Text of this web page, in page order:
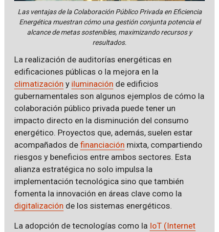
Las ventajas de la Colaboración Público Privada en Eficiencia
Energética muestran cómo una gestión conjunta potencia el
alcance de metas sostenibles, maximizando recursos y
resultados.
La realización de auditorías energéticas en
edificaciones públicas o la mejora en la
climatización y iluminación de edificios
gubernamentales son algunos ejemplos de cómo la
colaboración público privada puede tener un
impacto directo en la disminución del consumo
energético. Proyectos que, además, suelen estar
acompañados de financiación mixta, compartiendo
riesgos y beneficios entre ambos sectores. Esta
alianza estratégica no solo impulsa la
implementación tecnológica sino que también
fomenta la innovación en áreas clave como la
digitalización de los sistemas energéticos.
La adopción de tecnologías como la IoT (Internet